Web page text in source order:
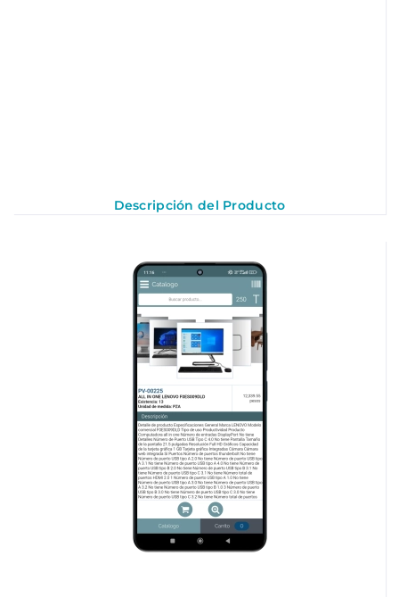
Descripción del Producto